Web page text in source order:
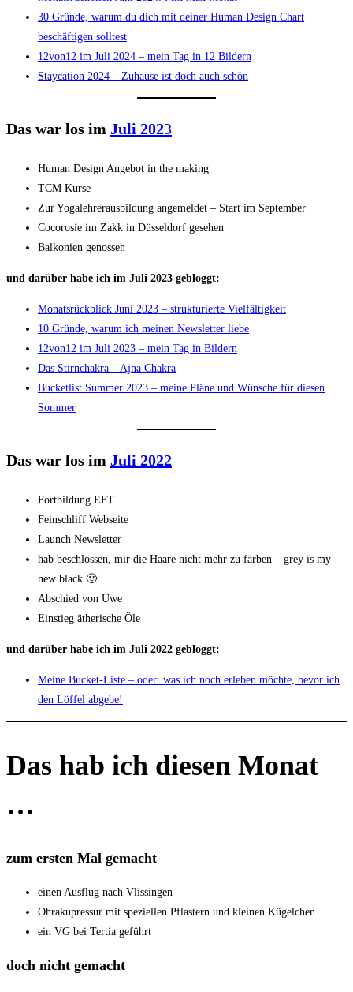
30 Gründe, warum du dich mit deiner Human Design Chart
beschäftigen solltest
12von12 im Juli 2024 – mein Tag in 12 Bildern
Staycation 2024 – Zuhause ist doch auch schön
Das war los im Juli 2023
Human Design Angebot in the making
TCM Kurse
Zur Yogalehrerausbildung angemeldet – Start im September
Cocorosie im Zakk in Düsseldorf gesehen
Balkonien genossen
und darüber habe ich im Juli 2023 gebloggt:
Monatsrückblick Juni 2023 – strukturierte Vielfältigkeit
10 Gründe, warum ich meinen Newsletter liebe
12von12 im Juli 2023 – mein Tag in Bildern
Das Stirnchakra – Ajna Chakra
Bucketlist Summer 2023 – meine Pläne und Wünsche für diesen
Sommer
Das war los im Juli 2022
Fortbildung EFT
Feinschliff Webseite
Launch Newsletter
hab beschlossen, mir die Haare nicht mehr zu färben – grey is my
new black 🙂
Abschied von Uwe
Einstieg ätherische Öle
und darüber habe ich im Juli 2022 gebloggt:
Meine Bucket-Liste – oder: was ich noch erleben möchte, bevor ich
den Löffel abgebe!
Das hab ich diesen Monat
…
zum ersten Mal gemacht
einen Ausflug nach Vlissingen
Ohrakupressur mit speziellen Pflastern und kleinen Kügelchen
ein VG bei Tertia geführt
doch nicht gemacht